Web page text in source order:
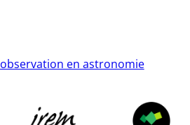
observation en astronomie